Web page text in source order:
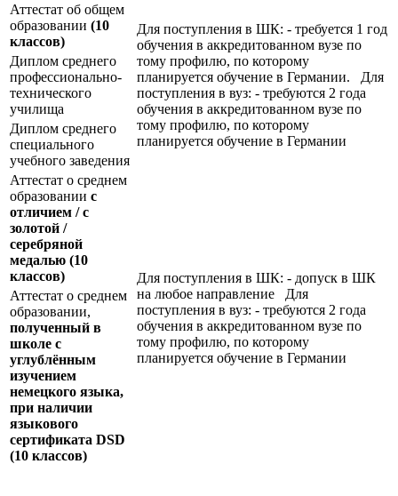
Аттестат об общем
образовании (10
классов)
Для поступления в ШК: - требуется 1 год
обучения в аккредитованном вузе по
тому профилю, по которому
планируется обучение в Германии. Для
поступления в вуз: - требуются 2 года
обучения в аккредитованном вузе по
тому профилю, по которому
планируется обучение в Германии
Диплом среднего
профессионально-
технического
училища
Диплом среднего
специального
учебного заведения
Аттестат о среднем
образовании с
отличием / с
золотой /
серебряной
медалью (10
классов)
Для поступления в ШК: - допуск в ШК
на любое направление Для
поступления в вуз: - требуются 2 года
обучения в аккредитованном вузе по
тому профилю, по которому
планируется обучение в Германии
Аттестат о среднем
образовании,
полученный в
школе с
углублённым
изучением
немецкого языка,
при наличии
языкового
сертификата DSD
(10 классов)